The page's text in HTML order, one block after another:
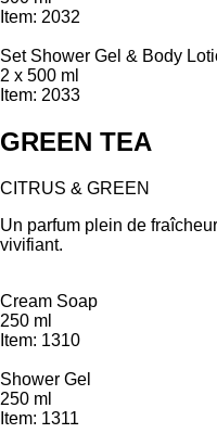
Item: 2032
Set Shower Gel & Body
2 x 500 ml
Item: 2033
GREEN TEA
CITRUS & GREEN
Un parfum plein de
vivifiant.
Cream Soap
250 ml
Item: 1310
Shower Gel
250 ml
Item: 1311